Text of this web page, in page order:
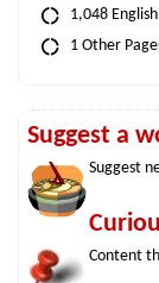
1,048
1 Other
Suggest a
Suggest
Content